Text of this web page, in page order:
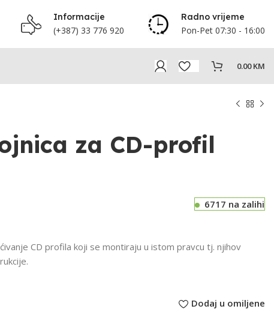
Informacije
(+387) 33 776 920
Radno vrijeme
Pon-Pet 07:30 - 16:00
0.00KM
za CD-profil
6717 na zalihi
CD profila koji se montiraju u istom pravcu tj. njihov
Dodaj u omiljene